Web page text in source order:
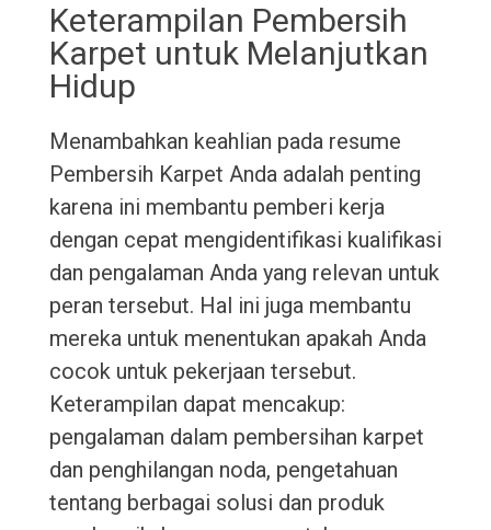
Keterampilan Pembersih
Karpet untuk Melanjutkan
Hidup
Menambahkan keahlian pada resume
Pembersih Karpet Anda adalah penting
karena ini membantu pemberi kerja
dengan cepat mengidentifikasi kualifikasi
dan pengalaman Anda yang relevan untuk
peran tersebut. Hal ini juga membantu
mereka untuk menentukan apakah Anda
cocok untuk pekerjaan tersebut.
Keterampilan dapat mencakup:
pengalaman dalam pembersihan karpet
dan penghilangan noda, pengetahuan
tentang berbagai solusi dan produk